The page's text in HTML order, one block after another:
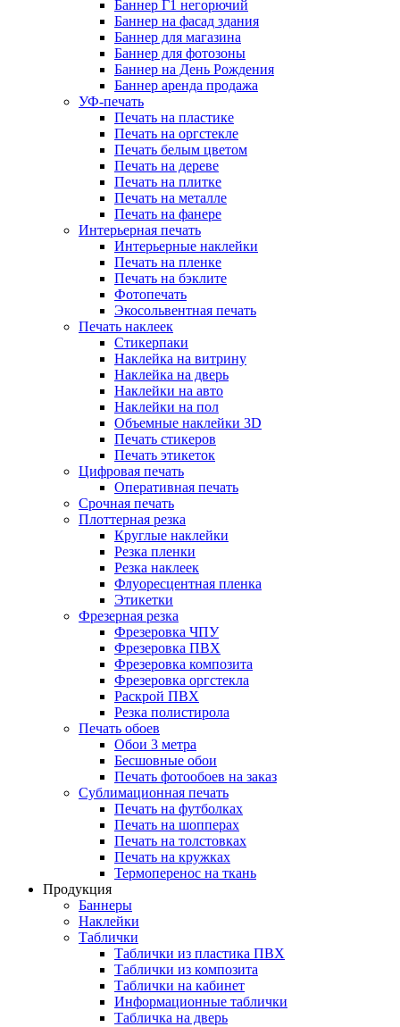
Баннер Г1 негорючий
Баннер на фасад здания
Баннер для магазина
Баннер для фотозоны
Баннер на День Рождения
Баннер аренда продажа
УФ-печать
Печать на пластике
Печать на оргстекле
Печать белым цветом
Печать на дереве
Печать на плитке
Печать на металле
Печать на фанере
Интерьерная печать
Интерьерные наклейки
Печать на пленке
Печать на бэклите
Фотопечать
Экосольвентная печать
Печать наклеек
Стикерпаки
Наклейка на витрину
Наклейка на дверь
Наклейки на авто
Наклейки на пол
Объемные наклейки 3D
Печать стикеров
Печать этикеток
Цифровая печать
Оперативная печать
Срочная печать
Плоттерная резка
Круглые наклейки
Резка пленки
Резка наклеек
Флуоресцентная пленка
Этикетки
Фрезерная резка
Фрезеровка ЧПУ
Фрезеровка ПВХ
Фрезеровка композита
Фрезеровка оргстекла
Раскрой ПВХ
Резка полистирола
Печать обоев
Обои 3 метра
Бесшовные обои
Печать фотообоев на заказ
Сублимационная печать
Печать на футболках
Печать на шопперах
Печать на толстовках
Печать на кружках
Термоперенос на ткань
Продукция
Баннеры
Наклейки
Таблички
Таблички из пластика ПВХ
Таблички из композита
Таблички на кабинет
Информационные таблички
Табличка на дверь